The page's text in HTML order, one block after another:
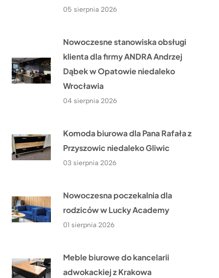
05 sierpnia 2026
Nowoczesne stanowiska obsługi
klienta dla firmy ANDRA Andrzej
Dąbek w Opatowie niedaleko
Wrocławia
04 sierpnia 2026
Komoda biurowa dla Pana Rafała z
Przyszowic niedaleko Gliwic
03 sierpnia 2026
Nowoczesna poczekalnia dla
rodziców w Lucky Academy
01 sierpnia 2026
Meble biurowe do kancelarii
adwokackiej z Krakowa